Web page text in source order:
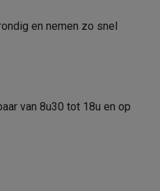
en nemen zo snel
van 8u30 tot 18u en op